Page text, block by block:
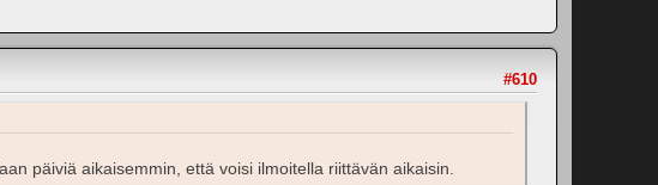
#610
päiviä aikaisemmin, että voisi ilmoitella riittävän aikaisin.